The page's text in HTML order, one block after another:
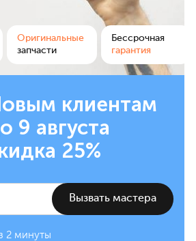
Оригинальные
запчасти
Бессрочная
гарантия
клиентам
9 августа
25%
2 минуты